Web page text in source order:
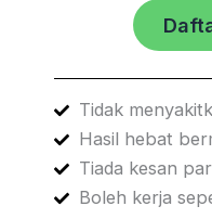
Tidak
Hasil hebat
Tiada kesan
Boleh kerja